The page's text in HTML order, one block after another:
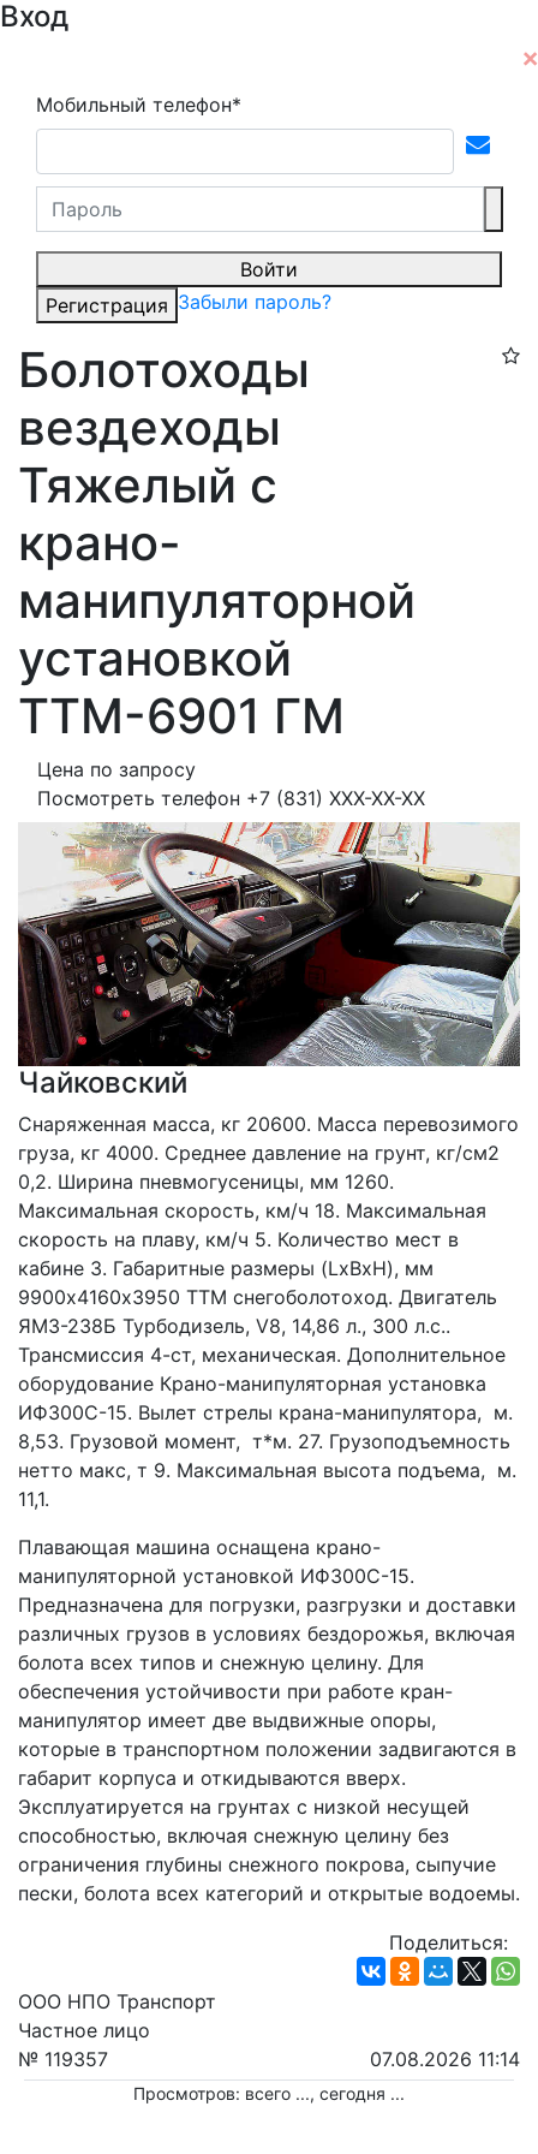
Вход
Мобильный телефон*
Войти
Регистрация Забыли пароль?
Болотоходы
вездеходы
Тяжелый с
крано-
манипуляторной
установкой
ТТМ-6901 ГМ
Цена по запросу
Посмотреть телефон +7 (831) XXX-XX-XX
Чайковский
Снаряженная масса, кг 20600. Масса перевозимого
груза, кг 4000. Среднее давление на грунт, кг/см2
0,2. Ширина пневмогусеницы, мм 1260.
Максимальная скорость, км/ч 18. Максимальная
скорость на плаву, км/ч 5. Количество мест в
кабине 3. Габаритные размеры (LxBxH), мм
9900х4160х3950 ТТМ снегоболотоход. Двигатель
ЯМЗ-238Б Турбодизель, V8, 14,86 л., 300 л.с..
Трансмиссия 4-ст, механическая. Дополнительное
оборудование Крано-манипуляторная установка
ИФ300С-15. Вылет стрелы крана-манипулятора,  м.
8,53. Грузовой момент,  т*м. 27. Грузоподъемность
нетто макс, т 9. Максимальная высота подъема,  м.
11,1.
Плавающая машина оснащена крано-
манипуляторной установкой ИФ300С-15.
Предназначена для погрузки, разгрузки и доставки
различных грузов в условиях бездорожья, включая
болота всех типов и снежную целину. Для
обеспечения устойчивости при работе кран-
манипулятор имеет две выдвижные опоры,
которые в транспортном положении задвигаются в
габарит корпуса и откидываются вверх.
Эксплуатируется на грунтах с низкой несущей
способностью, включая снежную целину без
ограничения глубины снежного покрова, сыпучие
пески, болота всех категорий и открытые водоемы.
Поделиться:
ООО НПО Транспорт
Частное лицо
№ 119357
07.08.2026 11:14
Просмотров: всего ..., сегодня ...